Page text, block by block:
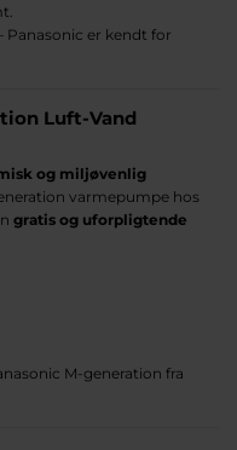
Panasonic er kendt for
Luft-Vand
og miljøvenlig
varmepumpe hos
gratis og uforpligtende
M-generation fra